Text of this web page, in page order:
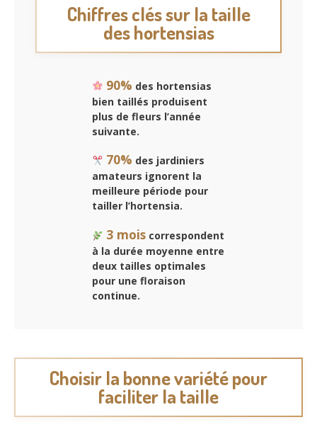
Chiffres clés sur la taille
des hortensias
90% des hortensias
bien taillés produisent
plus de fleurs l’année
suivante.
70% des jardiniers
amateurs ignorent la
meilleure période pour
tailler l’hortensia.
3 moiscorrespondent
à la durée moyenne entre
deux tailles optimales
pour une floraison
continue.
Choisir la bonne variété pour
faciliter la taille